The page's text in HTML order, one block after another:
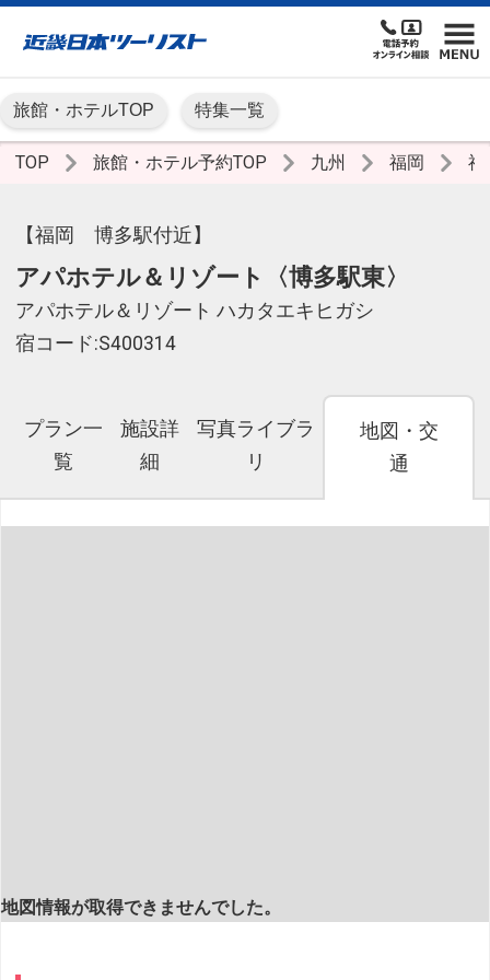
旅館・ホテルTOP 特集一覧
TOP 旅館・ホテル予約TOP 九州 福岡
【福岡 博多駅付近】
アパホテル＆リゾート〈博多駅東〉
アパホテル＆リゾート ハカタエキヒガシ
宿コード:S400314
プラン一
覧
施設詳
細
写真ライブラ
リ
地図・交
通
地図情報が取得できませんでした。